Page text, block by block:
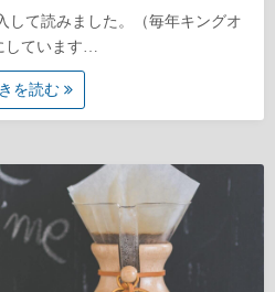
して読みました。（毎年キングオ
しています…
を読む